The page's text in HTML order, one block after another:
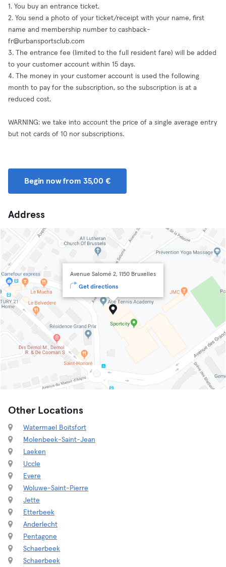
1. You buy an entrance ticket.
2. You send a photo of your ticket/receipt with your name, first
name and membership number to cashback-
fr@urbansportsclub.com
3. The entrance fee (limited to the full resident fare) will be added
to your customer account within 15 days.
4. The money in your customer account is used the following
month to pay for the subscription, so the subscription is at a
reduced cost.
WARNING: we take into account the price of a single average entry
but not cards of 10 nor subscriptions.
Begin now from 35,00 €
Address
Avenue Salomé 2, 1150 Bruxelles
Get directions
Other Locations
Watermael Boitsfort
Molenbeek-Saint-Jean
Laeken
Uccle
Evere
Woluwe-Saint-Pierre
Jette
Etterbeek
Anderlecht
Pentagone
Schaerbeek
Schaerbeek